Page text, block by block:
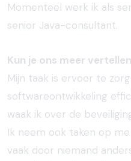
Momenteel werk ik als
senior Java-consultant.
Kun je ons meer
Mijn taak is ervoor te
softwareontwikkeling
waak ik over de
Ik neem ook taken op
vaak door niemand